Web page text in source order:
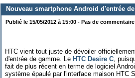
Nouveau smartphone Android d'entrée
Publié le 15/05/2012 à 15:00 - Pas de
HTC vient tout juste de dévoiler
d'entrée de gamme. Le HTC Desire C ,
fait de plus récent en terme de logiciel
système épaulé par l'interface maison HTC